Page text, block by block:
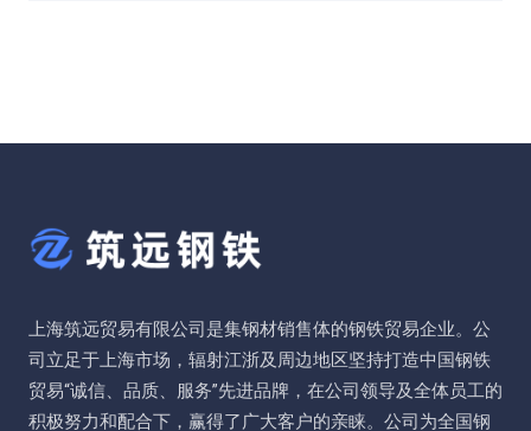
上海筑远贸易有限公司是集钢材销售体的钢铁贸易企业。公
司立足于上海市场，辐射江浙及周边地区坚持打造中国钢铁
贸易“诚信、品质、服务”先进品牌，在公司领导及全体员工的
积极努力和配合下，赢得了广大客户的亲睐。公司为全国钢